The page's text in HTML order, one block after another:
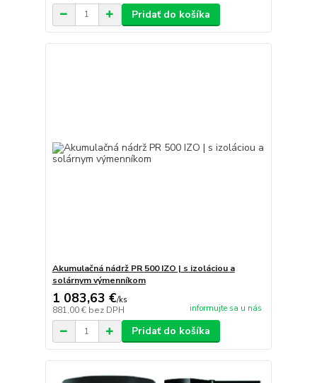
Pridať do košíka
Akumulačná nádrž PR 500 IZO | s izoláciou a
solárnym výmenníkom
1 083,63 €/ks
881,00 € bez DPH informujte sa u nás
Pridať do košíka